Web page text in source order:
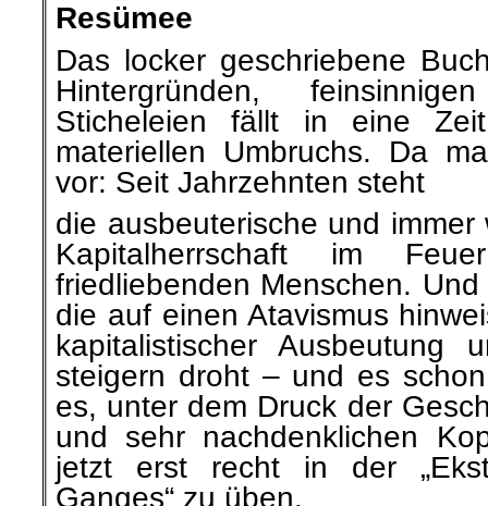
Resümee
Das locker geschriebene
Hintergründen,
Sticheleien fällt in eine
materiellen Umbruchs. Da
vor: Seit Jahrzehnten steht
die ausbeuterische und
Kapitalherrschaft im
friedliebenden Menschen.
die auf einen Atavismus
kapitalistischer Ausbeutung
steigern droht – und es
es, unter dem Druck der
und sehr nachdenklichen
jetzt erst recht in der
Ganges“ zu üben.